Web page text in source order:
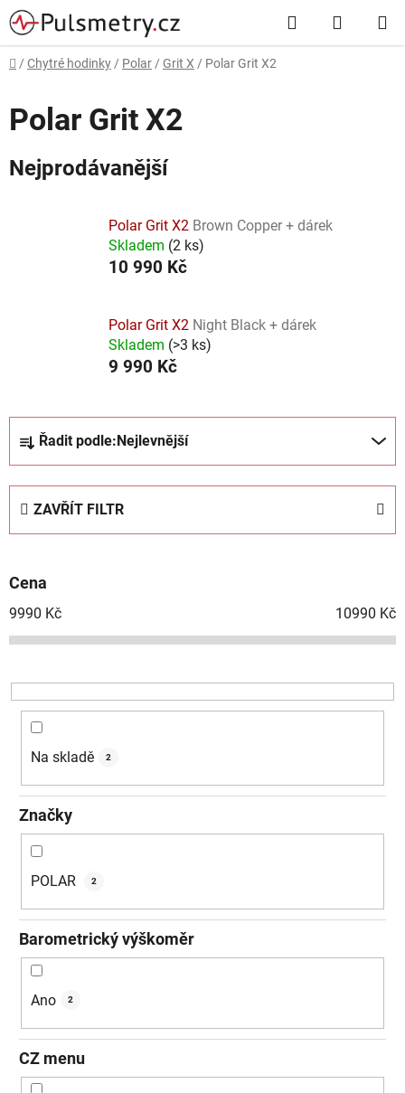
Přejít
na
obsah
Hledat
KOŠÍK
Domů
/ Chytré hodinky / Polar / Grit X / Polar Grit X2
Polar Grit X2
Nejprodávanější
Polar Grit X2 Brown Copper + dárek
Skladem (2 ks)
10 990 Kč
Polar Grit X2 Night Black + dárek
Skladem (>3 ks)
9 990 Kč
r
o
d
k
Řadit podle: Nejlevnější
ZAVŘÍT FILTR
Cena
9990 Kč 10990 Kč
Na skladě 2
Značky
POLAR 2
Barometrický výškoměr
Ano 2
CZ menu